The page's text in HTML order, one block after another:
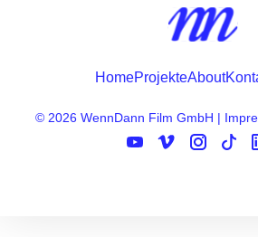
HomeProjekteAbout
© 2026 WennDann Film GmbH |